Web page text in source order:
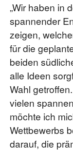
„Wir haben in
spannender
zeigen,
für die
beiden
alle Ideen
Wahl
vielen
möchte ich
Wettbewerbs
darauf, die